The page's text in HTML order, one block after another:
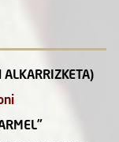
ALKARRIZKETA)